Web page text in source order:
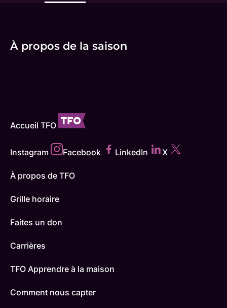
À propos de la saison
Accueil TFO
Instagram Facebook LinkedIn X
À propos de TFO
Grille horaire
Faites un don
Carrières
TFO Apprendre à la maison
Comment nous capter